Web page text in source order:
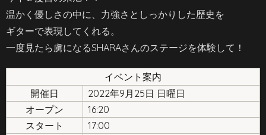
温かく優しさの中に、力強さとしっかりした歴史を
ギターで表現してくれる。
一度見たら虜になるSHARAさんのステージを体験して！
イベント案内
開催日
2022年9月25日 日曜日
オープン
16:20
スタート
17:00